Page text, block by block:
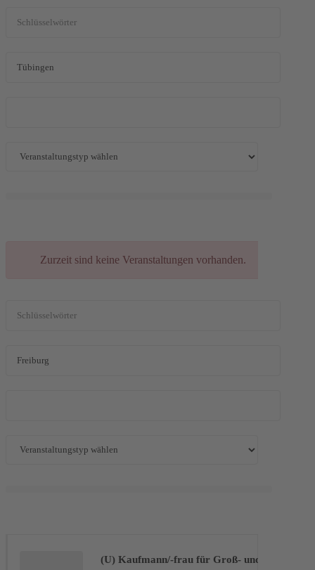
Zurzeit sind keine Veranstaltungen vorhanden.
(U) Kaufmann/-frau für Groß- und